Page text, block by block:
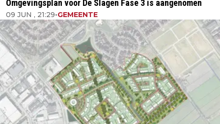
Omgevingsplan voor De Slagen Fase 3 is aangenomen
09 JUN , 21:29•GEMEENTE